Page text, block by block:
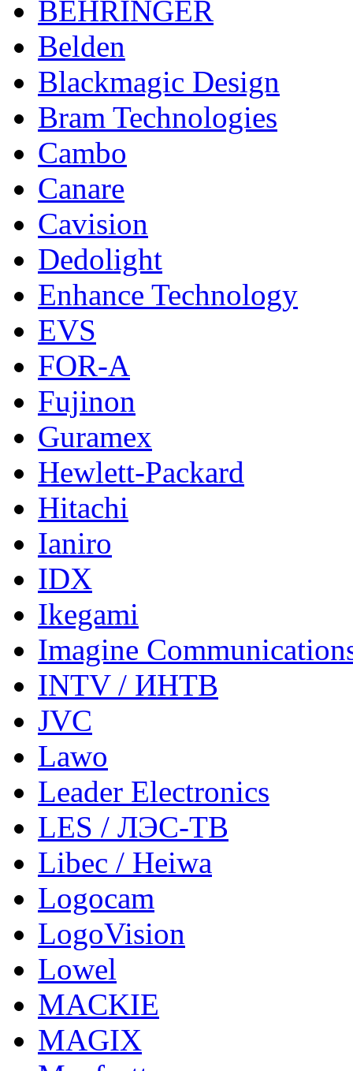
BEHRINGER
Belden
Blackmagic Design
Bram Technologies
Cambo
Canare
Cavision
Dedolight
Enhance Technology
EVS
FOR-A
Fujinon
Guramex
Hewlett-Packard
Hitachi
Ianiro
IDX
Ikegami
Imagine
INTV / ИНТВ
JVC
Lawo
Leader Electronics
LES / ЛЭС-ТВ
Libec / Heiwa
Logocam
LogoVision
Lowel
MACKIE
MAGIX